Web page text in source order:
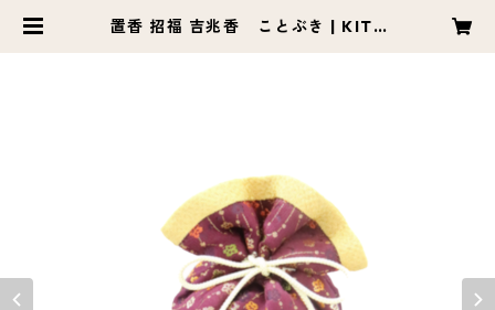
置香 招福 吉兆香 ことぶき | KITC